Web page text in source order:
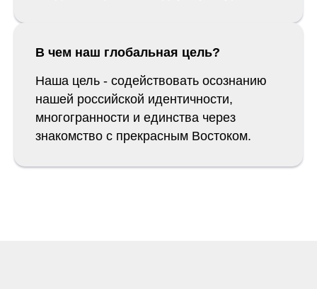
В чем наш глобальная цель?
Наша цель - содействовать осознанию
нашей российской идентичности,
многогранности и единства через
знакомство с прекрасным Востоком.